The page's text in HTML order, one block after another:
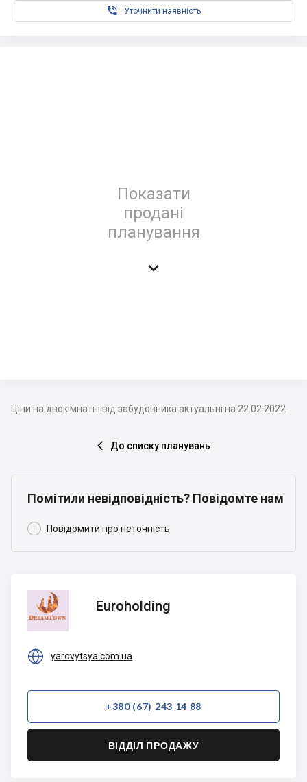
 Уточнити наявність
Показати
продані
планування

Ціни на двокімнатні від забудовника актуальні на 22.02.2022
 До списку планувань
Помітили невідповідність? Повідомте нам
 Повідомити про неточність
Euroholding
Euroholding
 yarovytsya.com.ua
+380 (67) 243 14 88
ВІДДІЛ ПРОДАЖУ